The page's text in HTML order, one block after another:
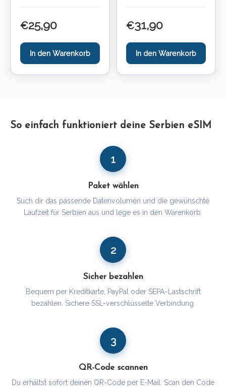
€25,90
In den Warenkorb
€31,90
In den Warenkorb
So einfach funktioniert deine Serbien eSIM
1
Paket wählen
Such dir das passende Datenvolumen und die gewünschte
Laufzeit für Serbien aus und lege es in den Warenkorb.
2
Sicher bezahlen
Bequem per Kreditkarte, PayPal oder SEPA-Lastschrift
bezahlen. Sichere SSL-verschlüsselte Verbindung.
3
QR-Code scannen
Du erhältst sofort deinen QR-Code per E-Mail. Scan den Code